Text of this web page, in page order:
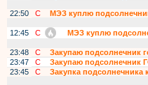
22:50
С
МЭЗ куплю
12:45
С
МЭЗ куплю
23:48
С
Закупаю подсолнечник
23:47
С
Закупаю подсолнечник
23:45
С
Закупка